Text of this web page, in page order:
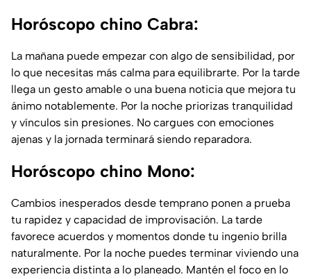
Horóscopo chino Cabra:
La mañana puede empezar con algo de sensibilidad, por
lo que necesitas más calma para equilibrarte. Por la tarde
llega un gesto amable o una buena noticia que mejora tu
ánimo notablemente. Por la noche priorizas tranquilidad
y vínculos sin presiones. No cargues con emociones
ajenas y la jornada terminará siendo reparadora.
Horóscopo chino Mono:
Cambios inesperados desde temprano ponen a prueba
tu rapidez y capacidad de improvisación. La tarde
favorece acuerdos y momentos donde tu ingenio brilla
naturalmente. Por la noche puedes terminar viviendo una
experiencia distinta a lo planeado. Mantén el foco en lo